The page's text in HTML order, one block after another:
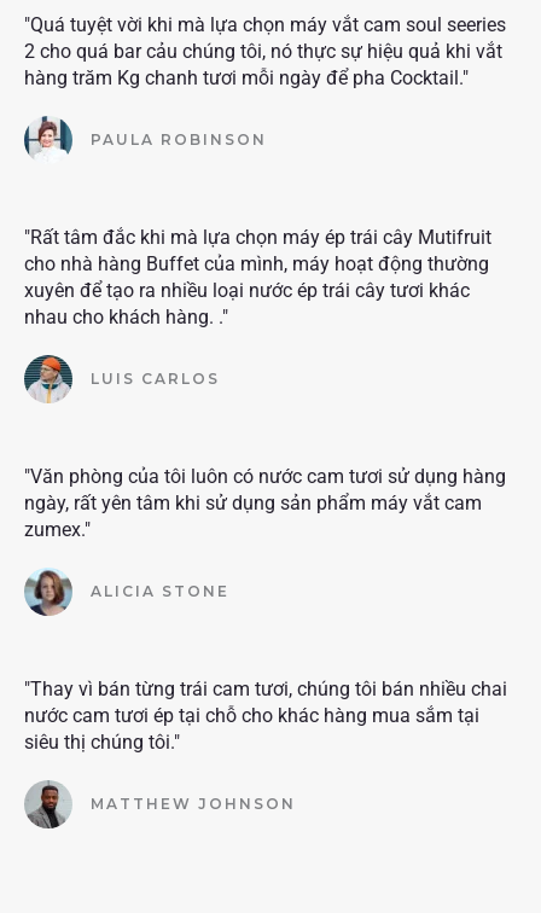
"Quá tuyệt vời khi mà lựa chọn máy vắt cam soul seeries
2 cho quá bar cảu chúng tôi, nó thực sự hiệu quả khi vắt
hàng trăm Kg chanh tươi mỗi ngày để pha Cocktail."
PAULA ROBINSON
"Rất tâm đắc khi mà lựa chọn máy ép trái cây Mutifruit
cho nhà hàng Buffet của mình, máy hoạt động thường
xuyên để tạo ra nhiều loại nước ép trái cây tươi khác
nhau cho khách hàng. ."
LUIS CARLOS
"Văn phòng của tôi luôn có nước cam tươi sử dụng hàng
ngày, rất yên tâm khi sử dụng sản phẩm máy vắt cam
zumex."
ALICIA STONE
"Thay vì bán từng trái cam tươi, chúng tôi bán nhiều chai
nước cam tươi ép tại chỗ cho khác hàng mua sắm tại
siêu thị chúng tôi."
MATTHEW JOHNSON